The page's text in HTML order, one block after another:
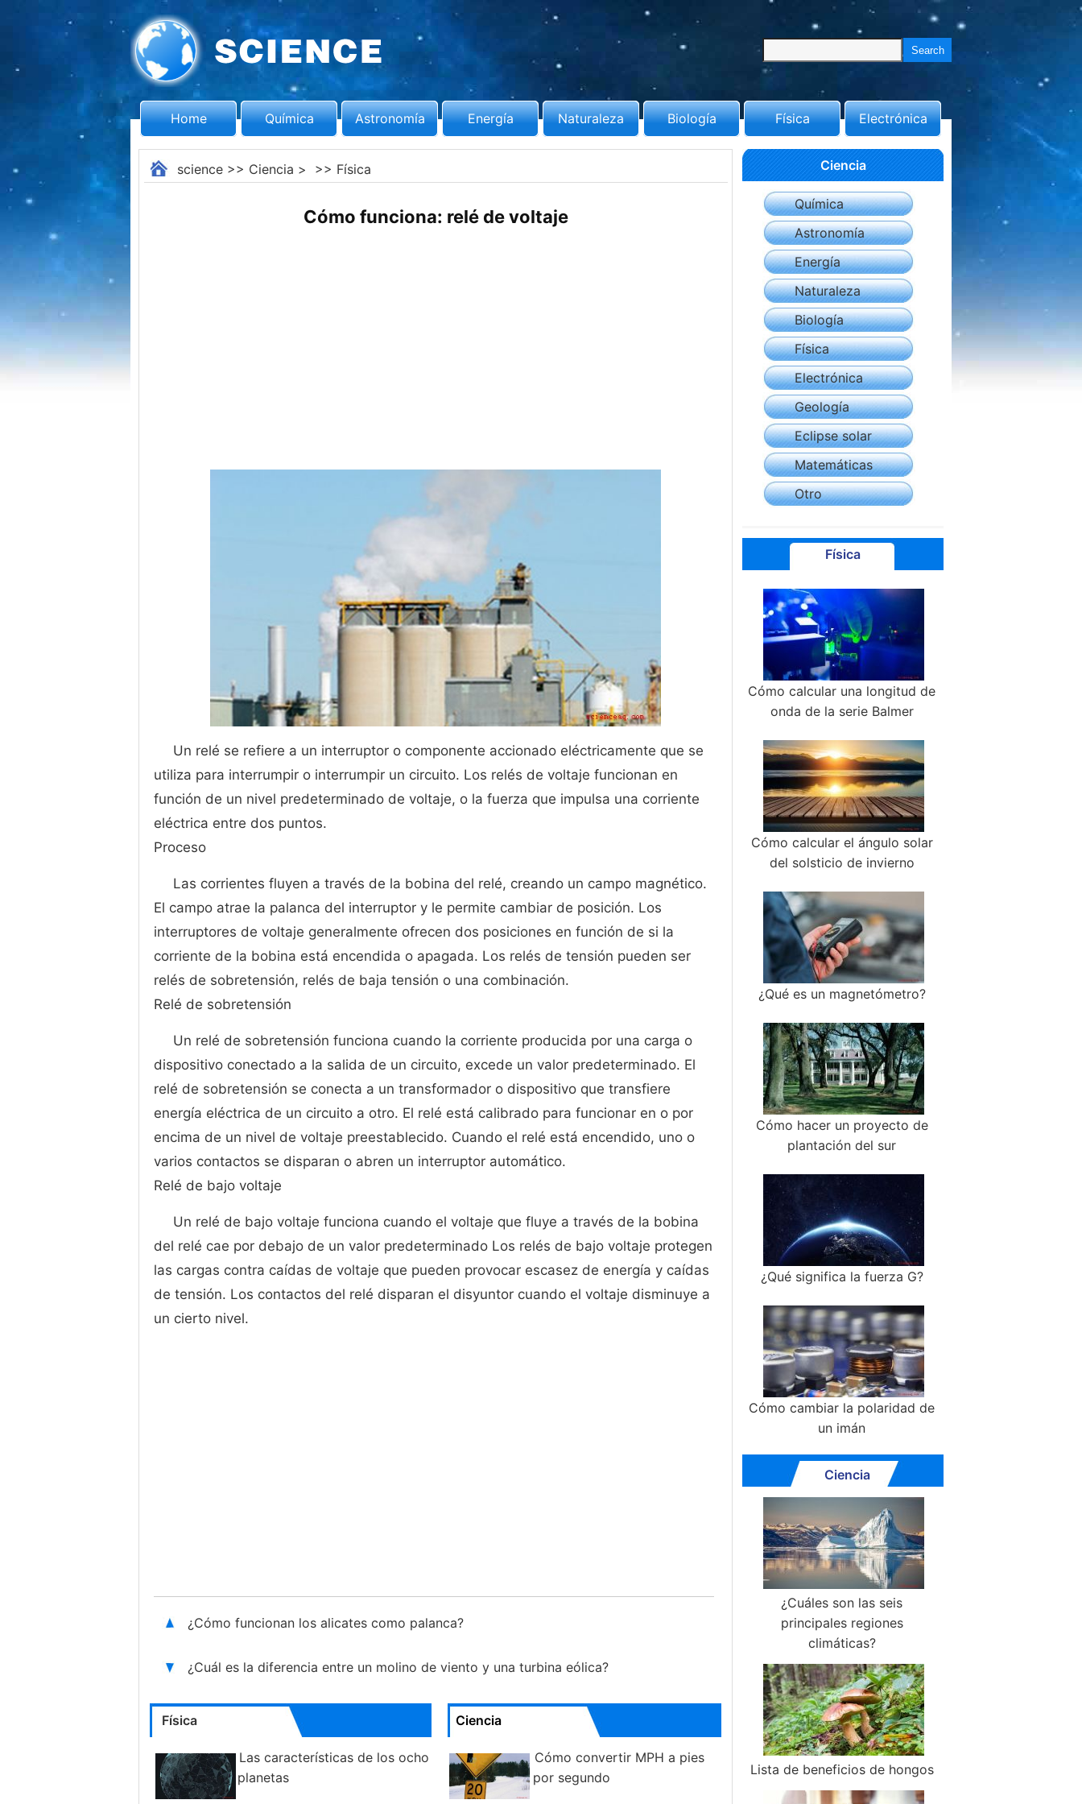
Home Química Astronomía Energía Naturaleza Biología Física Electrónica
science>> Ciencia > >> Física
Cómo funciona: relé de voltaje
Un relé se refiere a un interruptor o componente accionado eléctricamente que se
utiliza para interrumpir o interrumpir un circuito. Los relés de voltaje funcionan en
función de un nivel predeterminado de voltaje, o la fuerza que impulsa una corriente
eléctrica entre dos puntos.
Proceso
Las corrientes fluyen a través de la bobina del relé, creando un campo magnético.
El campo atrae la palanca del interruptor y le permite cambiar de posición. Los
interruptores de voltaje generalmente ofrecen dos posiciones en función de si la
corriente de la bobina está encendida o apagada. Los relés de tensión pueden ser
relés de sobretensión, relés de baja tensión o una combinación.
Relé de sobretensión
Un relé de sobretensión funciona cuando la corriente producida por una carga o
dispositivo conectado a la salida de un circuito, excede un valor predeterminado. El
relé de sobretensión se conecta a un transformador o dispositivo que transfiere
energía eléctrica de un circuito a otro. El relé está calibrado para funcionar en o por
encima de un nivel de voltaje preestablecido. Cuando el relé está encendido, uno o
varios contactos se disparan o abren un interruptor automático.
Relé de bajo voltaje
Un relé de bajo voltaje funciona cuando el voltaje que fluye a través de la bobina
del relé cae por debajo de un valor predeterminado Los relés de bajo voltaje protegen
las cargas contra caídas de voltaje que pueden provocar escasez de energía y caídas
de tensión. Los contactos del relé disparan el disyuntor cuando el voltaje disminuye a
un cierto nivel.
¿Cómo funcionan los alicates como palanca?
¿Cuál es la diferencia entre un molino de viento y una turbina eólica?
Física
Las características de los ocho
planetas
Ciencia
Cómo convertir MPH a pies
por segundo
Ciencia
Química
Astronomía
Energía
Naturaleza
Biología
Física
Electrónica
Geología
Eclipse solar
Matemáticas
Otro
Física
Cómo calcular una longitud de
onda de la serie Balmer
Cómo calcular el ángulo solar
del solsticio de invierno
¿Qué es un magnetómetro?
Cómo hacer un proyecto de
plantación del sur
¿Qué significa la fuerza G?
Cómo cambiar la polaridad de
un imán
Ciencia
¿Cuáles son las seis
principales regiones
climáticas?
Lista de beneficios de hongos